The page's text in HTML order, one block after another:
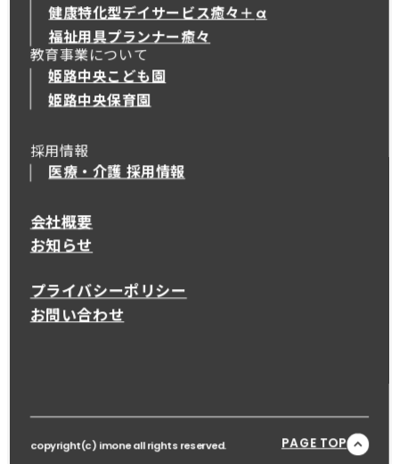
健康特化型デイサービス癒々＋ α
健康特化型デイサービス癒々＋
福祉用具プランナー癒々
教育事業について
姫路中央こども園
姫路中央保育園
採用情報
医療・介護 採用情報
会社概要
お知らせ
プライバシーポリシー
お問い合わせ
copyright(c) imone all rights reserved. PAGE TOP